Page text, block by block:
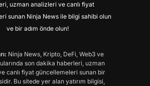
uzman analizleri ve canlı fiyat
sunan Ninja News ile bilgi sahibi olun
ve bir adım önde olun!
Ninja News, Kripto, DeFi, Web3 ve
son dakika haberleri, uzman
canlı fiyat güncellemeleri sunan bir
Bu sitede yer alan yatırım bilgisi,